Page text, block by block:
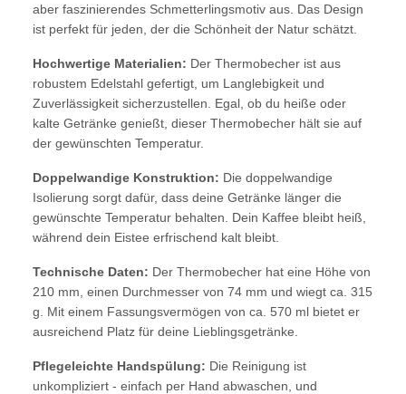
aber faszinierendes Schmetterlingsmotiv aus. Das Design
ist perfekt für jeden, der die Schönheit der Natur schätzt.
Hochwertige Materialien: Der Thermobecher ist aus
robustem Edelstahl gefertigt, um Langlebigkeit und
Zuverlässigkeit sicherzustellen. Egal, ob du heiße oder
kalte Getränke genießt, dieser Thermobecher hält sie auf
der gewünschten Temperatur.
Doppelwandige Konstruktion: Die doppelwandige
Isolierung sorgt dafür, dass deine Getränke länger die
gewünschte Temperatur behalten. Dein Kaffee bleibt heiß,
während dein Eistee erfrischend kalt bleibt.
Technische Daten: Der Thermobecher hat eine Höhe von
210 mm, einen Durchmesser von 74 mm und wiegt ca. 315
g. Mit einem Fassungsvermögen von ca. 570 ml bietet er
ausreichend Platz für deine Lieblingsgetränke.
Pflegeleichte Handspülung: Die Reinigung ist
unkompliziert - einfach per Hand abwaschen, und